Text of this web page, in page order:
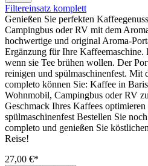
Filtereinsatz komplett
Genießen Sie perfekten
Campingbus oder RV mit dem
hochwertige und original Aroma-
Ergänzung für Ihre Kaffeemaschine.
wenn sie Tee brühen wollen. Der
reinigen und spülmaschinenfest. Mit
completo können Sie: Kaffee in
Wohnmobil, Campingbus oder RV
Geschmack Ihres Kaffees
spülmaschinenfest Bestellen Sie
completo und genießen Sie
Reise!
27,00 €*